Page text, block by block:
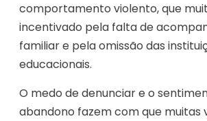
comportamento violento, que
incentivado pela falta de
familiar e pela omissão das
educacionais.
O medo de denunciar e o
abandono fazem com que muitas